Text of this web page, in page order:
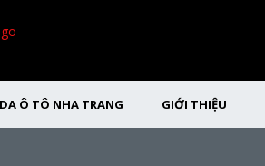
Ô TÔ NHA TRANG GIỚI THIỆU